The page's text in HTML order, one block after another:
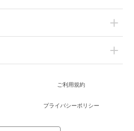
ご利用規約
プライバシーポリシー